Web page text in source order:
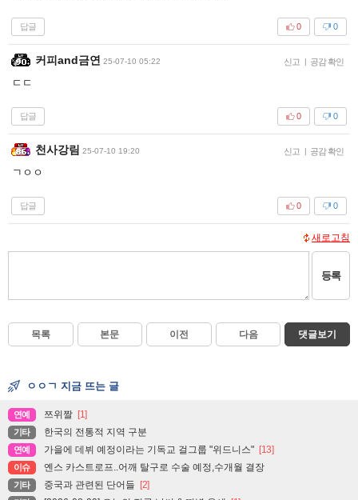
답글 0
0
커피and금연 25-07-10 05:22 신고 | 공감 확인
ㄷㄷ
답글 0
0
천사강림 25-07-10 19:20 신고 | 공감 확인
ㄱㅇㅇ
답글 0
0
새로고침
등록
목록 본문 이전 다음 댓글보기
ㅇㅇㄱ 지금 뜨는 글
연예 쯔위짤 [1]
기타 한국의 전통적 지역 구분
연예 가을에 데뷔 예정이라는 기독교 걸그룹 "위드니스" [13]
이슈 옌스 카스트로프..어깨 탈구로 수술 예정,수개월 결장
기타 중국과 관련된 단어들 [2]